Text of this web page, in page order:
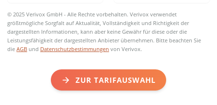
© 2025 Verivox GmbH - Alle Rechte vorbehalten. Verivox verwendet
größtmögliche Sorgfalt auf Aktualität, Vollständigkeit und Richtigkeit der
dargestellten Informationen, kann aber keine Gewähr für diese oder die
Leistungsfähigkeit der dargestellten Anbieter übernehmen. Bitte beachten Sie
dieAGB und Datenschutzbestimmungen von Verivox.
ZUR TARIFAUSWAHL